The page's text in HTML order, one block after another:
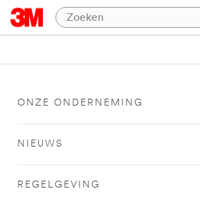
ONZE ONDERNEMING
NIEUWS
REGELGEVING